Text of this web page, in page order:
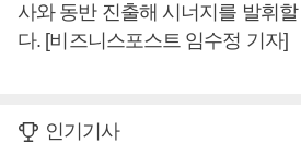
사와 동반 진출해 시너지를 발휘
다. [비즈니스포스트 임수정 기자]
인기기사